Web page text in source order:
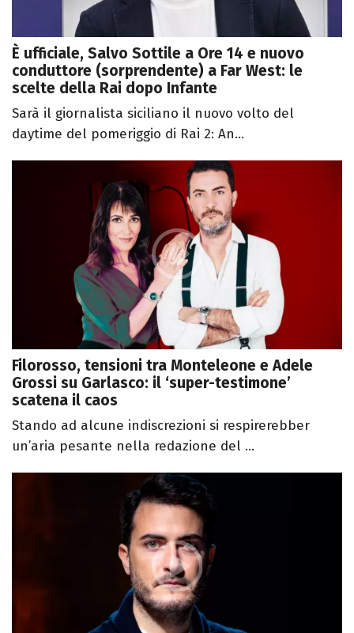
È ufficiale, Salvo Sottile a Ore 14 e nuovo
conduttore (sorprendente) a Far West: le
scelte della Rai dopo Infante
Sarà il giornalista siciliano il nuovo volto del
daytime del pomeriggio di Rai 2: An...
Filorosso, tensioni tra Monteleone e Adele
Grossi su Garlasco: il ‘super-testimone’
scatena il caos
Stando ad alcune indiscrezioni si respirerebber
un’aria pesante nella redazione del ...